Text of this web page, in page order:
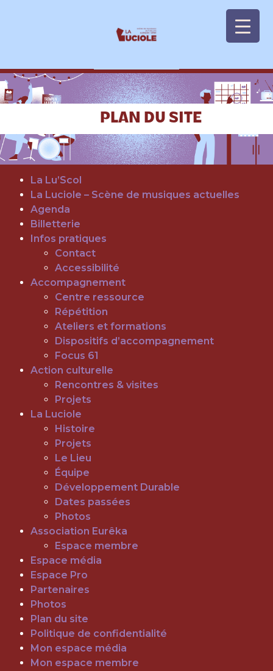
PLAN DU SITE
La Lu’Scol
La Luciole – Scène de musiques actuelles
Agenda
Billetterie
Infos pratiques
Contact
Accessibilité
Accompagnement
Centre ressource
Répétition
Ateliers et formations
Dispositifs d’accompagnement
Focus 61
Action culturelle
Rencontres & visites
Projets
La Luciole
Histoire
Projets
Le Lieu
Équipe
Développement Durable
Dates passées
Photos
Association Eurêka
Espace membre
Espace média
Espace Pro
Partenaires
Photos
Plan du site
Politique de confidentialité
Mon espace média
Mon espace membre